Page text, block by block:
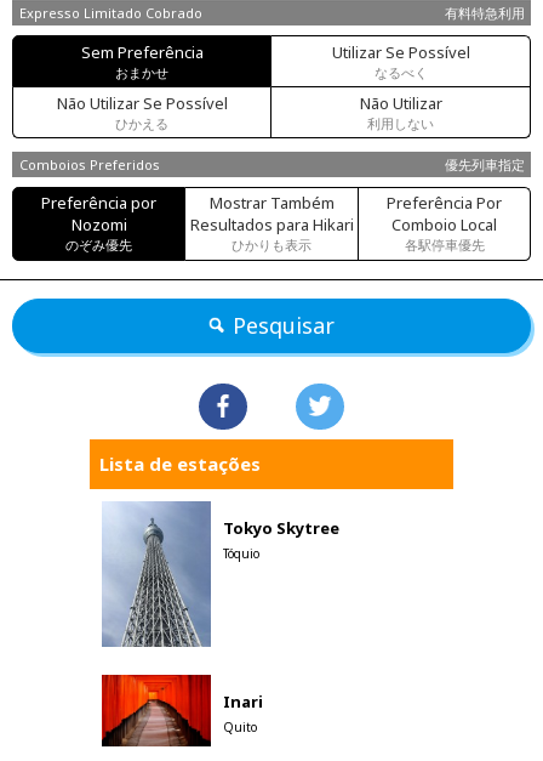
Expresso Limitado Cobrado 有料特急利用
Sem Preferência
おまかせ
Utilizar Se Possível
なるべく
Não Utilizar Se Possível
ひかえる
Não Utilizar
利用しない
Comboios Preferidos 優先列車指定
Preferência por
Nozomi
のぞみ優先
Mostrar Também
Resultados para Hikari
ひかりも表示
Preferência Por
Comboio Local
各駅停車優先
Pesquisar
Lista de estações
Tokyo Skytree
Tóquio
Inari
Quito